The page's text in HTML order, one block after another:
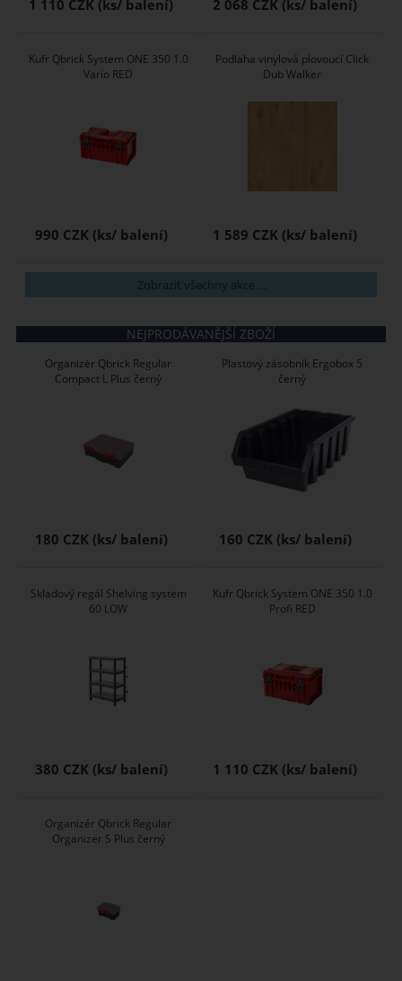
1 110 CZK 2 068 CZK
Kufr Qbrick System ONE 350 1.0
Vario RED
990 CZK
Podlaha vinylová plovoucí Click
Dub Walker
1 589 CZK
Zobrazit všechny akce ...
NEJPRODÁVANĚJŠÍ ZBOŽÍ
Organizér Qbrick Regular
Compact L Plus černý
180 CZK
Plastový zásobník Ergobox 5
černý
160 CZK
Skladový regál Shelving system
60 LOW
380 CZK
Kufr Qbrick System ONE 350 1.0
Profi RED
1 110 CZK
Organizér Qbrick Regular
Organizer S Plus černý